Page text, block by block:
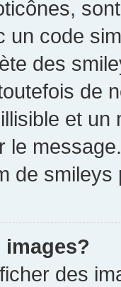
un code
des
de
et
le
de smileys
des